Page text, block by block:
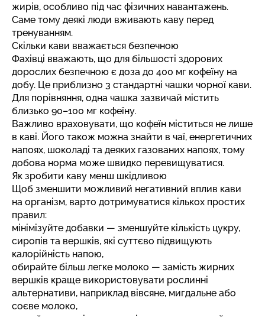
жирів, особливо під час фізичних навантажень.
Саме тому деякі люди вживають каву перед
тренуванням.
Скільки кави вважається безпечною
Фахівці вважають, що для більшості здорових
дорослих безпечною є доза до 400 мг кофеїну на
добу. Це приблизно 3 стандартні чашки чорної кави.
Для порівняння, одна чашка зазвичай містить
близько 90–100 мг кофеїну.
Важливо враховувати, що кофеїн міститься не лише
в каві. Його також можна знайти в чаї, енергетичних
напоях, шоколаді та деяких газованих напоях, тому
добова норма може швидко перевищуватися.
Як зробити каву менш шкідливою
Щоб зменшити можливий негативний вплив кави
на організм, варто дотримуватися кількох простих
правил:
мінімізуйте добавки — зменшуйте кількість цукру,
сиропів та вершків, які суттєво підвищують
калорійність напою,
обирайте більш легке молоко — замість жирних
вершків краще використовувати рослинні
альтернативи, наприклад вівсяне, мигдальне або
соєве молоко,